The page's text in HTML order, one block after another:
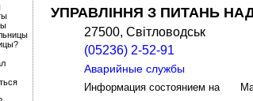
УПРАВЛІННЯ З ПИТАНЬ
27500, Світловодськ
(05236) 2-52-91
Аварийные службы
Информация состоянием на